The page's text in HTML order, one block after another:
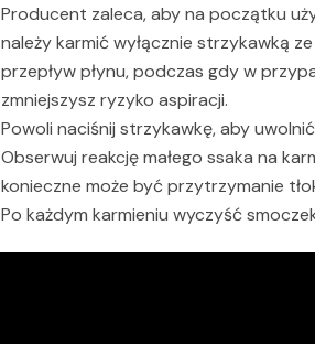
Producent zaleca, aby na początku
należy karmić wyłącznie strzykawką
przepływ płynu, podczas gdy w
zmniejszysz ryzyko aspiracji.
Powoli naciśnij strzykawkę, aby
Obserwuj reakcję małego ssaka na
konieczne może być przytrzymanie
Po każdym karmieniu wyczyść